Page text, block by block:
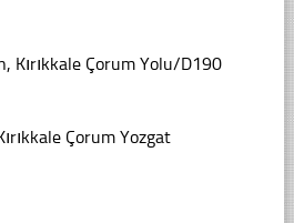
Kırıkkale Çorum Yolu/D190
Çorum Yozgat